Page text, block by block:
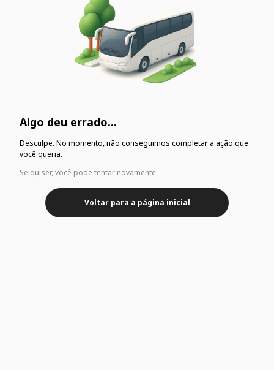
Algo deu errado...
Desculpe. No momento, não conseguimos completar a ação que
você queria.
Se quiser, você pode tentar novamente.
Voltar para a página inicial